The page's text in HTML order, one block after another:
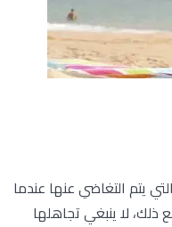
يتم التغاضي عنها عندما
لا ينبغي تجاهلها